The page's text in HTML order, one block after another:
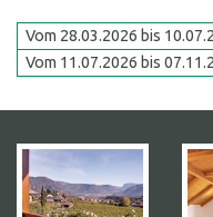
Vom 28.03.2026 bis
Vom 11.07.2026 bis